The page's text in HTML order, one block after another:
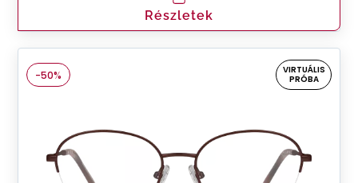
Részletek
-50%
VIRTUÁLIS
PRÓBA